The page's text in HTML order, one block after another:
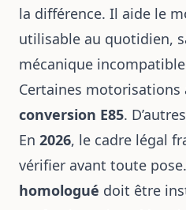
la différence. Il aide le
utilisable au quotidien,
mécanique
Certaines motorisations
conversion E85.
En 2026, le cadre légal
vérifier avant toute
homologué doit être